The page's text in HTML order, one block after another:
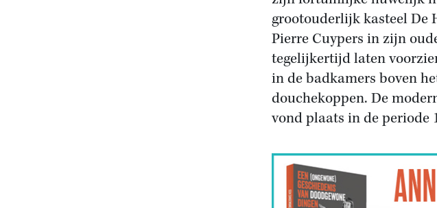
grootouderlijk kasteel De
Pierre Cuypers in zijn
tegelijkertijd laten
in de badkamers boven
douchekoppen. De
vond plaats in de periode